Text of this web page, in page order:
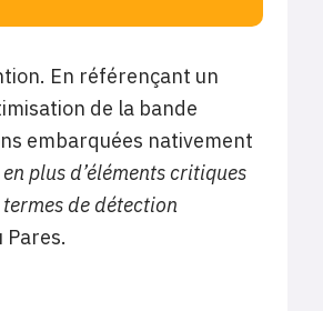
En référençant un
de la bande
embarquées nativement
plus d’éléments critiques
de détection
Pares.